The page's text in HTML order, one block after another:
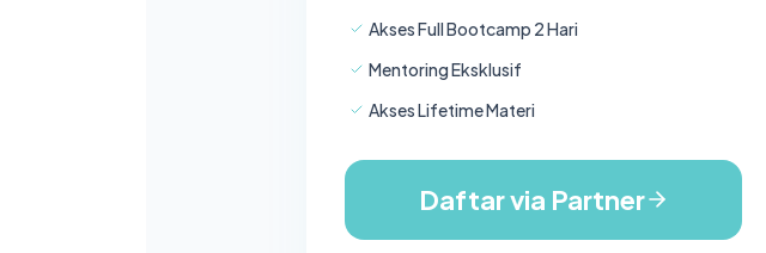
Akses Full Bootcamp 2 Hari
Mentoring Eksklusif
Akses Lifetime Materi
Daftar via Partner